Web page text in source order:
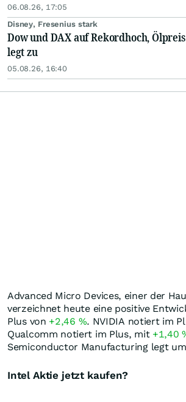
06.08.26, 17:05
Disney, Fresenius stark
Dow und DAX auf Rekordhoch,
legt zu
05.08.26, 16:40
Advanced Micro Devices, einer der
verzeichnet heute eine positive
Plus von +2,46 %. NVIDIA notiert im
Qualcomm notiert im Plus, mit +1,40
Semiconductor Manufacturing legt um
Intel Aktie jetzt kaufen?